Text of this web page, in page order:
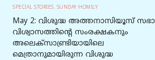
SPECIAL STORIES, SUNDAY HOMILY
May 2: വിശുദ്ധ അത്തനാസിയൂസ് സഭാ
വിശ്വാസത്തിന്റെ സംരക്ഷകനും
അലെക്സാണ്ട്രിയായിലെ
മെത്രാനുമായിരുന്ന വിശുദ്ധ